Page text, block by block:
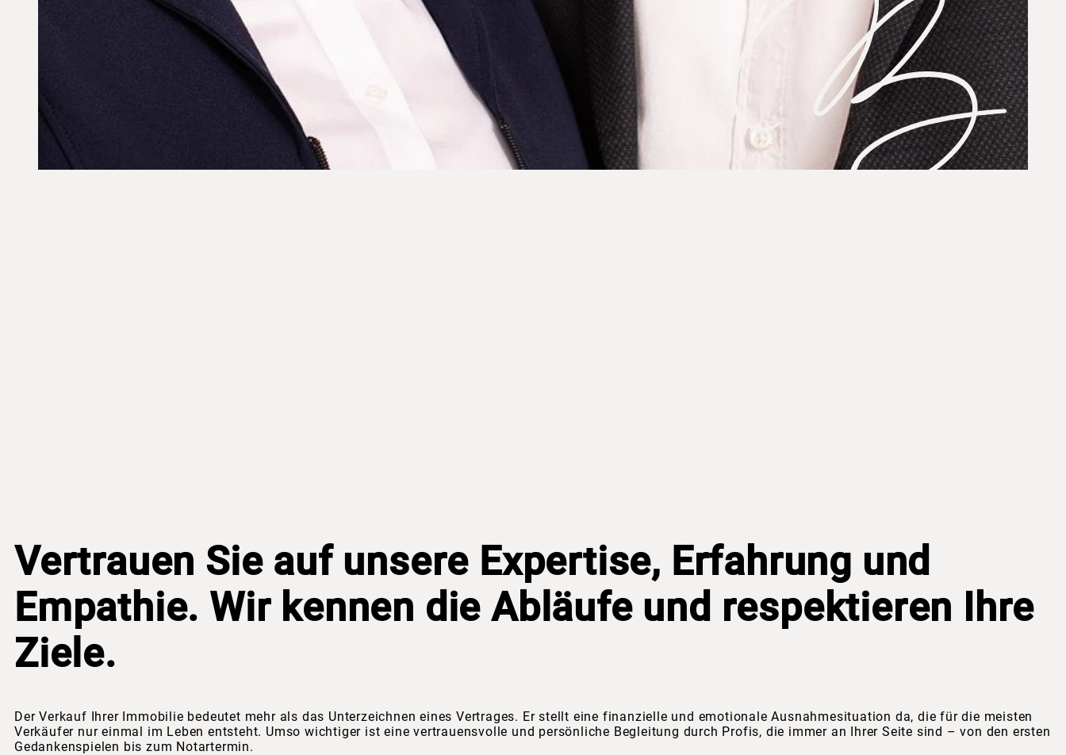
Vertrauen Sie auf unsere Expertise, Erfahrung und
Empathie. Wir kennen die Abläufe und respektieren Ihre
Ziele.
Der Verkauf Ihrer Immobilie bedeutet mehr als das Unterzeichnen eines Vertrages. Er stellt eine finanzielle und emotionale Ausnahmesituation da, die für die meisten
Verkäufer nur einmal im Leben entsteht. Umso wichtiger ist eine vertrauensvolle und persönliche Begleitung durch Profis, die immer an Ihrer Seite sind – von den ersten
Gedankenspielen bis zum Notartermin.